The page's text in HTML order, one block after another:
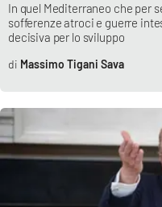
In quel Mediterraneo che per
sofferenze atroci e guerre
decisiva per lo sviluppo
Massimo Tigani Sava